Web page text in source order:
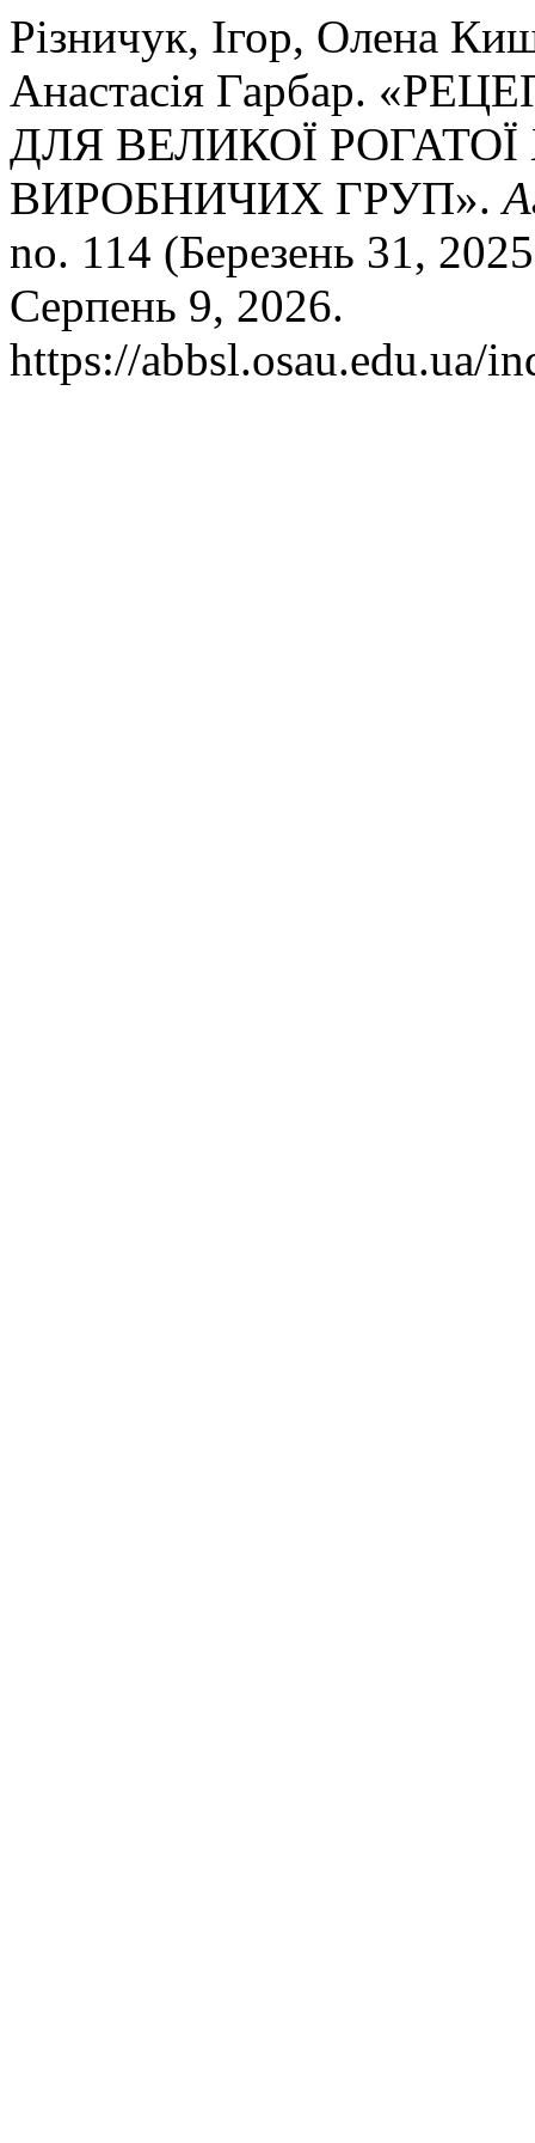
Різничук, Ігор, Олена
Анастасія Гарбар.
ДЛЯ ВЕЛИКОЇ
ВИРОБНИЧИХ ГРУП».
no. 114 (Березень 31,
Серпень 9, 2026.
https://abbsl.osau.edu.ua/